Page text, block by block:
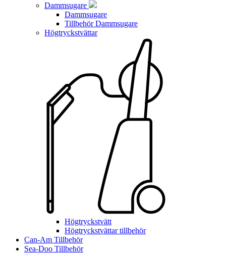
Dammsugare
Dammsugare
Tillbehör Dammsugare
Högtryckstvättar
Högtryckstvätt
Högtryckstvättar tillbehör
Can-Am Tillbehör
Sea-Doo Tillbehör